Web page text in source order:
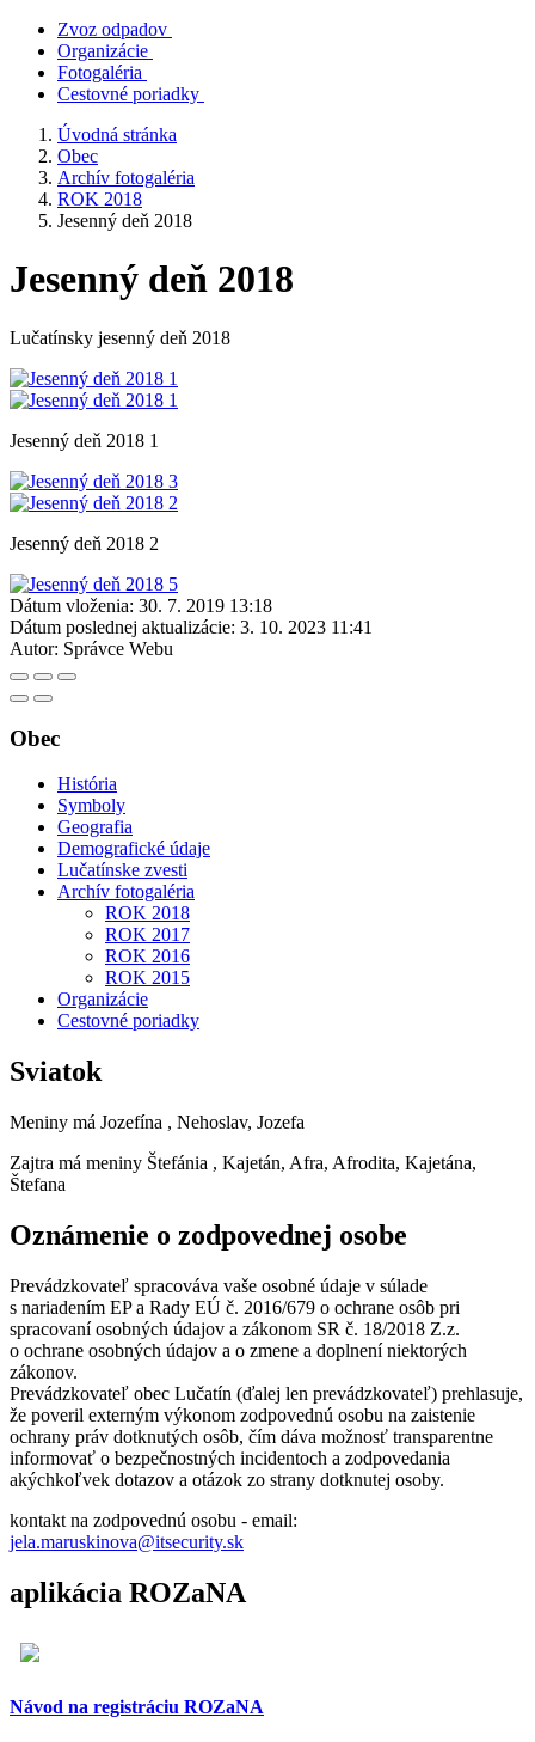
Zvoz odpadov
Organizácie
Fotogaléria
Cestovné poriadky
Úvodná stránka
Obec
Archív fotogaléria
ROK 2018
Jesenný deň 2018
Jesenný deň 2018
Lučatínsky jesenný deň 2018
Jesenný deň 2018 1
Jesenný deň 2018 2
Dátum vloženia: 30. 7. 2019 13:18
Dátum poslednej aktualizácie: 3. 10. 2023 11:41
Autor: Správce Webu
Obec
História
Symboly
Geografia
Demografické údaje
Lučatínske zvesti
Archív fotogaléria
ROK 2018
ROK 2017
ROK 2016
ROK 2015
Organizácie
Cestovné poriadky
Sviatok
Meniny má Jozefína , Nehoslav, Jozefa
Zajtra má meniny Štefánia , Kajetán, Afra, Afrodita, Kajetána,
Štefana
Oznámenie o zodpovednej osobe
Prevádzkovateľ spracováva vaše osobné údaje v súlade
s nariadením EP a Rady EÚ č. 2016/679 o ochrane osôb pri
spracovaní osobných údajov a zákonom SR č. 18/2018 Z.z.
o ochrane osobných údajov a o zmene a doplnení niektorých
zákonov.
Prevádzkovateľ obec Lučatín (ďalej len prevádzkovateľ) prehlasuje,
že poveril externým výkonom zodpovednú osobu na zaistenie
ochrany práv dotknutých osôb, čím dáva možnosť transparentne
informovať o bezpečnostných incidentoch a zodpovedania
akýchkoľvek dotazov a otázok zo strany dotknutej osoby.
kontakt na zodpovednú osobu - email:
jela.maruskinova@itsecurity.sk
aplikácia ROZaNA
Návod na registráciu ROZaNA